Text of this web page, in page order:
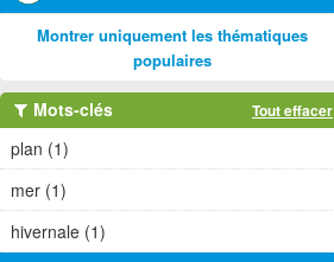
Montrer uniquement les thématiques
populaires
Mots-clés Tout effacer
plan (1)
mer (1)
hivernale (1)